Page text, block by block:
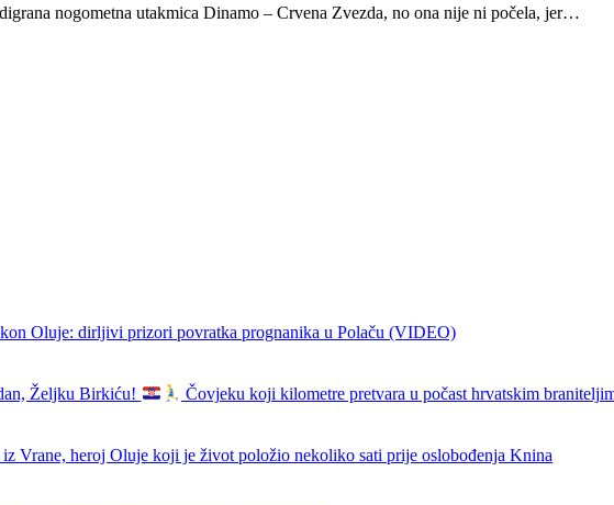
nogometna utakmica Dinamo – Crvena Zvezda, no ona nije ni počela, jer…
Oluje: dirljivi prizori povratka prognanika u Polaču (VIDEO)
Željku Birkiću! Čovjeku koji kilometre pretvara u počast hrvatskim
Vrane, heroj Oluje koji je život položio nekoliko sati prije oslobođenja Knina